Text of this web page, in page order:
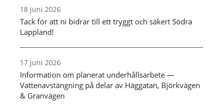
18 juni 2026
Tack för att ni bidrar till ett tryggt och säkert Södra
Lappland!
17 juni 2026
Information om planerat underhållsarbete —
Vattenavstängning på delar av Häggatan, Björkvägen
& Granvägen